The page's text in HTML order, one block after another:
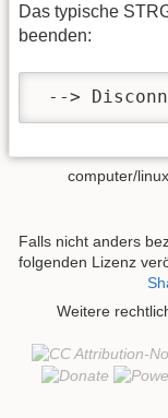
Das typische
beenden:
-->
computer/
Falls nicht anders
folgenden Lizenz
Weitere